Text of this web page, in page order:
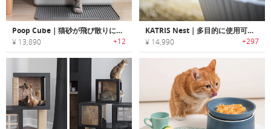
Poop Cube｜猫砂が飛び散りにくい3-in-1クリーニングセット付き猫トイレ「プープキューブ」
¥ 13,890 +12
KATRIS Nest｜多目的に使用可能な猫ちゃん用ベッド・スクラッチャー「キャトリス」
¥ 14,990 +297